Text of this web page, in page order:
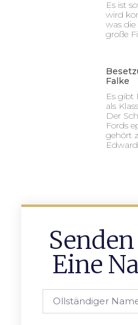
Es ist
wird
was
große
Falke
Es gibt
als
Der
Fords
gehört
Eine